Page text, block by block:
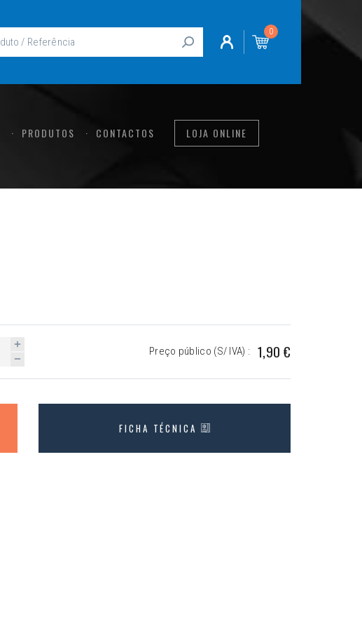
0
PRODUTOS CONTACTOS LOJA ONLINE
Preço público (S/ IVA) : 1,90 €
FICHA TÉCNICA